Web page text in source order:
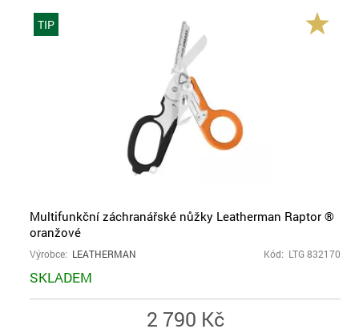
TIP
Multifunkční záchranářské nůžky Leatherman Raptor ®
oranžové
Výrobce: LEATHERMAN Kód: LTG 832170
SKLADEM
2 790 Kč